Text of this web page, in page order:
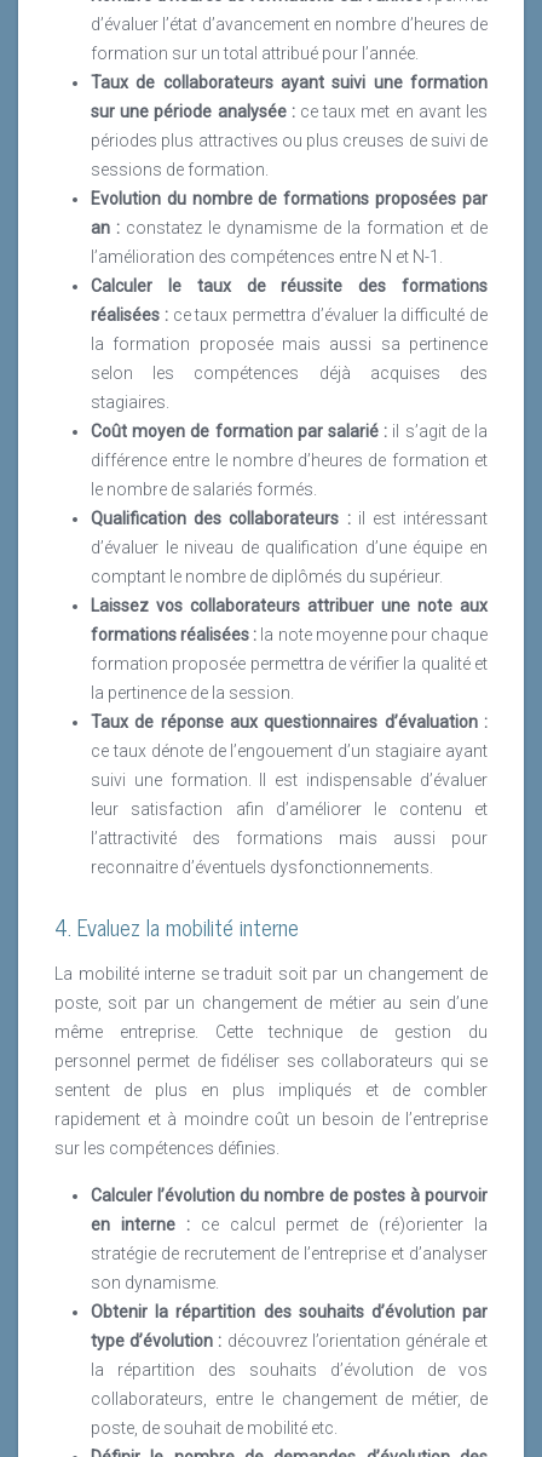
d’évaluer l’état d’avancement en nombre d’heures de
formation sur un total attribué pour l’année.
Taux de collaborateurs ayant suivi une formation
sur une période analysée :ce taux met en avant les
périodes plus attractives ou plus creuses de suivi de
sessions de formation.
Evolution du nombre de formations proposées par
an : constatez le dynamisme de la formation et de
l’amélioration des compétences entre N et N-1.
Calculer le taux de réussite des formations
réalisées :ce taux permettra d’évaluer la difficulté de
la formation proposée mais aussi sa pertinence
selon les compétences déjà acquises des
stagiaires.
Coût moyen de formation par salarié : il s’agit de la
différence entre le nombre d’heures de formation et
le nombre de salariés formés.
Qualification des collaborateurs :il est intéressant
d’évaluer le niveau de qualification d’une équipe en
comptant le nombre de diplômés du supérieur.
Laissez vos collaborateurs attribuer une note aux
formations réalisées : la note moyenne pour chaque
formation proposée permettra de vérifier la qualité et
la pertinence de la session.
Taux de réponse aux questionnaires d’évaluation :
ce taux dénote de l’engouement d’un stagiaire ayant
suivi une formation. Il est indispensable d’évaluer
leur satisfaction afin d’améliorer le contenu et
l’attractivité des formations mais aussi pour
reconnaitre d’éventuels dysfonctionnements.
4. Evaluez la mobilité interne
La mobilité interne se traduit soit par un changement de
poste, soit par un changement de métier au sein d’une
même entreprise. Cette technique de gestion du
personnel permet de fidéliser ses collaborateurs qui se
sentent de plus en plus impliqués et de combler
rapidement et à moindre coût un besoin de l’entreprise
sur les compétences définies.
Calculer l’évolution du nombre de postes à pourvoir
en interne :ce calcul permet de (ré)orienter la
stratégie de recrutement de l’entreprise et d’analyser
son dynamisme.
Obtenir la répartition des souhaits d’évolution par
type d’évolution : découvrez l’orientation générale et
la répartition des souhaits d’évolution de vos
collaborateurs, entre le changement de métier, de
poste, de souhait de mobilité etc.